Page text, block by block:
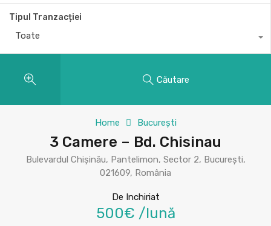
Tipul Tranzacției
Toate
Căutare
Home București
3 Camere – Bd. Chisinau
Bulevardul Chișinău, Pantelimon, Sector 2, București,
021609, România
De Inchiriat
500€ /lună